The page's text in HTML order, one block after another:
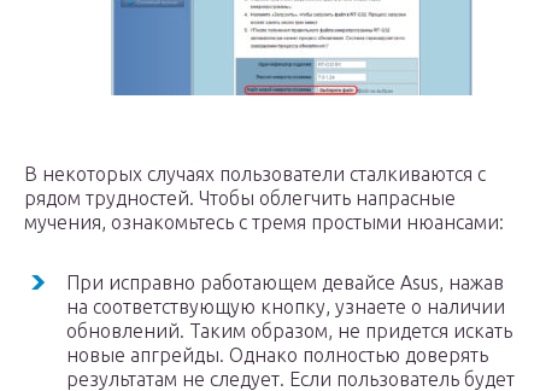
В некоторых случаях пользователи сталкиваются с
рядом трудностей. Чтобы облегчить напрасные
мучения, ознакомьтесь с тремя простыми нюансами:
При исправно работающем девайсе Asus, нажав
на соответствующую кнопку, узнаете о наличии
обновлений. Таким образом, не придется искать
новые апгрейды. Однако полностью доверять
результатам не следует. Если пользователь будет